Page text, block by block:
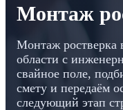
Монтаж
Монтаж ростверка
области с
свайное поле,
смету и передаём
следующий этап